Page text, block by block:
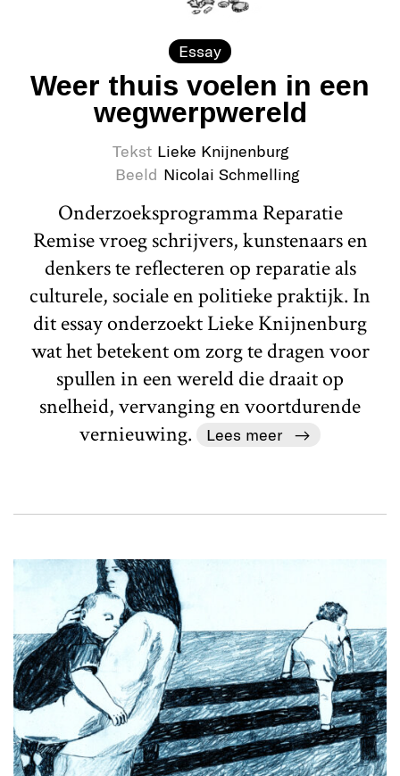
Essay
Weer thuis voelen in een
wegwerpwereld
Tekst Lieke Knijnenburg
Beeld Nicolai Schmelling
Onderzoeksprogramma Reparatie
Remise vroeg schrijvers, kunstenaars en
denkers te reflecteren op reparatie als
culturele, sociale en politieke praktijk. In
dit essay onderzoekt Lieke Knijnenburg
wat het betekent om zorg te dragen voor
spullen in een wereld die draait op
snelheid, vervanging en voortdurende
vernieuwing.
Lees meer